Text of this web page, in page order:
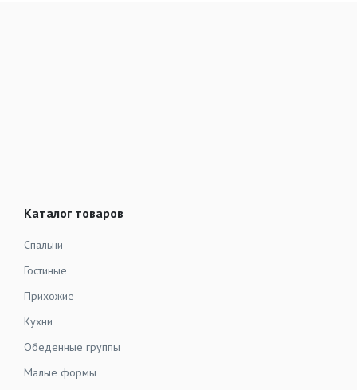
Каталог товаров
Спальни
Гостиные
Прихожие
Кухни
Обеденные группы
Малые формы